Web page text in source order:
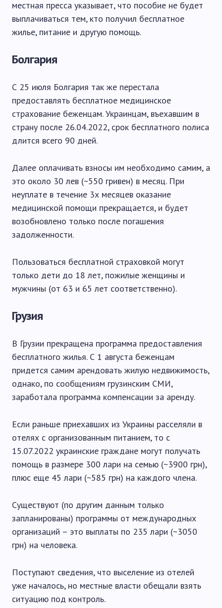
местная пресса указывает, что пособие не будет
выплачиваться тем, кто получил бесплатное
жилье, питание и другую помощь.
Болгария
С 25 июля Болгария так же перестала
предоставлять бесплатное медицинское
страхование беженцам. Украинцам, въехавшим в
страну после 26.04.2022, срок бесплатного полиса
длится всего 90 дней.
Далее оплачивать взносы им необходимо самим, а
это около 30 лев (~550 гривен) в месяц. При
неуплате в течение 3х месяцев оказание
медицинской помощи прекращается, и будет
возобновлено только после погашения
задолженности.
Пользоваться бесплатной страховкой могут
только дети до 18 лет, пожилые женщины и
мужчины (от 63 и 65 лет соответственно).
Грузия
В Грузии прекращена программа предоставления
бесплатного жилья. С 1 августа беженцам
придется самим арендовать жилую недвижимость,
однако, по сообщениям грузинским СМИ,
заработала программа компенсации за аренду.
Если раньше приехавших из Украины расселяли в
отелях с организованным питанием, то с
15.07.2022 украинские граждане могут получать
помощь в размере 300 лари на семью (~3900 грн),
плюс еще 45 лари (~585 грн) на каждого члена.
Существуют (по другим данным только
запланированы) программы от международных
организаций – это выплаты по 235 лари (~3050
грн) на человека.
Поступают сведения, что выселение из отелей
уже началось, но местные власти обещали взять
ситуацию под контроль.